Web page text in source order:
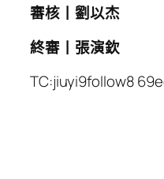
審核丨劉以杰
終審丨張演欽
TC:jiuyi9follow8